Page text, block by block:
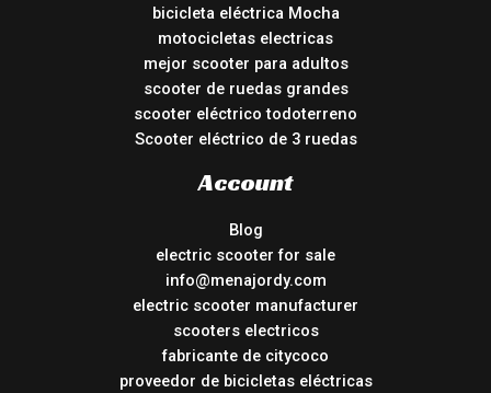
bicicleta eléctrica Mocha
motocicletas electricas
mejor scooter para adultos
scooter de ruedas grandes
scooter eléctrico todoterreno
Scooter eléctrico de 3 ruedas
Account
Blog
electric scooter for sale
info@menajordy.com
electric scooter manufacturer
scooters electricos
fabricante de citycoco
proveedor de bicicletas eléctricas